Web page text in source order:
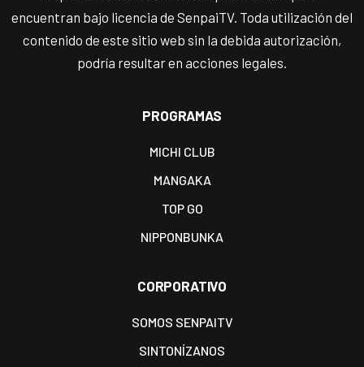
encuentran bajo licencia de SenpaiTV. Toda utilización del
contenido de este sitio web sin la debida autorización,
podría resultar en acciones legales.
PROGRAMAS
MICHI CLUB
MANGAKA
TOP GO
NIPPONBUNKA
CORPORATIVO
SOMOS SENPAITV
SINTONÍZANOS